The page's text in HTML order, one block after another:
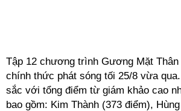
Tập 12 chương trình Gương Mặt Thân
chính thức phát sóng tối 25/8 vừa
sắc với tổng điểm từ giám khảo cao
bao gồm: Kim Thành (373 điểm),